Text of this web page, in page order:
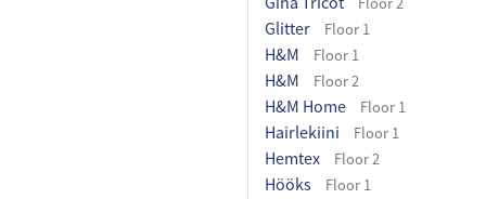
Glitter Floor 1
H&M Floor 1
H&M Floor 2
H&M Home Floor 1
Hairlekiini Floor 1
Hemtex Floor 2
Hööks Floor 1